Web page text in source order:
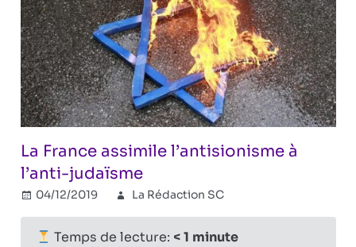
La France assimile l’antisionisme à
l’anti-judaïsme
04/12/2019 La Rédaction SC
révisionniste
Commentaires
Temps de lecture: < 1 minute